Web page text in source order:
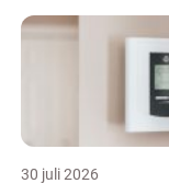
30 juli 2026